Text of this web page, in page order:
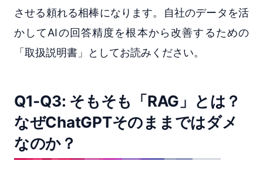
させる頼れる相棒になります。自社のデータを活
かしてAIの回答精度を根本から改善するための
「取扱説明書」としてお読みください。
Q1-Q3: そもそも「RAG」とは？
なぜChatGPTそのままではダメ
なのか？